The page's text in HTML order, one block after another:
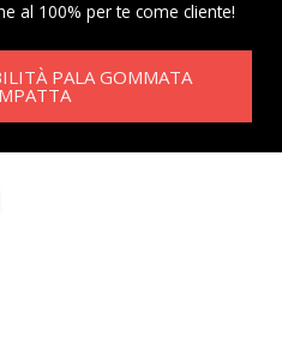
al 100% per te come cliente!
PALA GOMMATA